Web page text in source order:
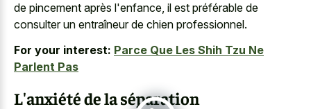
de pincement après l'enfance, il est préférable de
consulter un entraîneur de chien professionnel.
For your interest: Parce Que Les Shih Tzu Ne
Parlent Pas
L'anxiété de la séparation